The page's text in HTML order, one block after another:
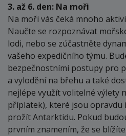
3. až 6. den: Na moři
Na moři vás čeká mnoho
Naučte se rozpoznávat
lodi, nebo se zúčastněte
vašeho expedičního týmu.
bezpečnostními postupy pro
a vylodění na břehu a také
nejlépe využít volitelné výlety
příplatek), které jsou opravdu
prožít Antarktidu. Pokud
prvním znamením, že se